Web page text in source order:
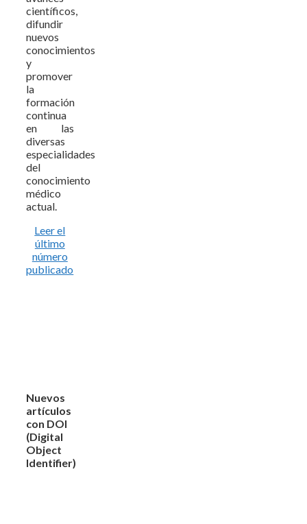
científicos,
difundir
nuevos
conocimientos
y
promover
la
formación
continua
en las
diversas
especialidades
del
conocimiento
médico
actual.
Leer el
último
número
publicado
Nuevos
artículos
con DOI
(Digital
Object
Identifier)